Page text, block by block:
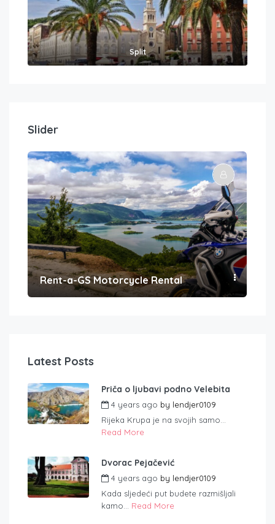
Split
Slider
Rent-a-GS Motorcycle Rental
Latest Posts
Priča o ljubavi podno Velebita
4 years ago by lendjer0109
Rijeka Krupa je na svojih samo...
Read More
Dvorac Pejačević
4 years ago by lendjer0109
Kada sljedeći put budete razmišljali
kamo... Read More